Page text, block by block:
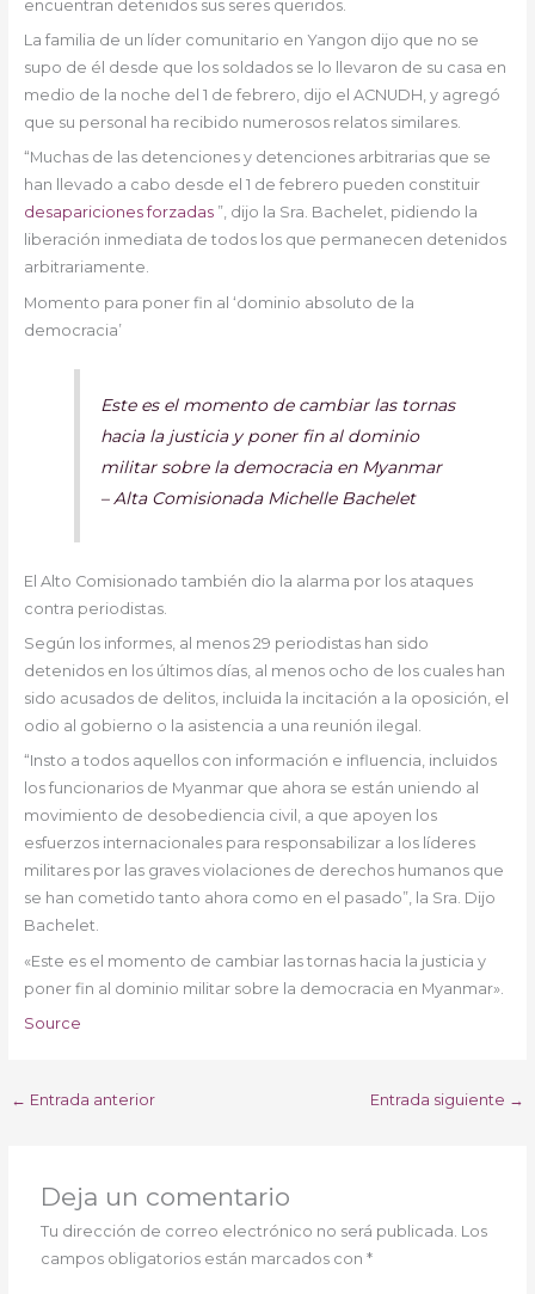
encuentran detenidos sus seres queridos.
La familia de un líder comunitario en Yangon dijo que no se
supo de él desde que los soldados se lo llevaron de su casa en
medio de la noche del 1 de febrero, dijo el ACNUDH, y agregó
que su personal ha recibido numerosos relatos similares.
“Muchas de las detenciones y detenciones arbitrarias que se
han llevado a cabo desde el 1 de febrero pueden constituir
desapariciones forzadas”, dijo la Sra. Bachelet, pidiendo la
liberación inmediata de todos los que permanecen detenidos
arbitrariamente.
Momento para poner fin al ‘dominio absoluto de la
democracia’
Este es el momento de cambiar las tornas
hacia la justicia y poner fin al dominio
militar sobre la democracia en Myanmar
– Alta Comisionada Michelle Bachelet
El Alto Comisionado también dio la alarma por los ataques
contra periodistas.
Según los informes, al menos 29 periodistas han sido
detenidos en los últimos días, al menos ocho de los cuales han
sido acusados de delitos, incluida la incitación a la oposición, el
odio al gobierno o la asistencia a una reunión ilegal.
“Insto a todos aquellos con información e influencia, incluidos
los funcionarios de Myanmar que ahora se están uniendo al
movimiento de desobediencia civil, a que apoyen los
esfuerzos internacionales para responsabilizar a los líderes
militares por las graves violaciones de derechos humanos que
se han cometido tanto ahora como en el pasado”, la Sra. Dijo
Bachelet.
«Este es el momento de cambiar las tornas hacia la justicia y
poner fin al dominio militar sobre la democracia en Myanmar».
Source
← Entrada anterior Entrada siguiente →
Deja un comentario
Tu dirección de correo electrónico no será publicada. Los
campos obligatorios están marcados con*